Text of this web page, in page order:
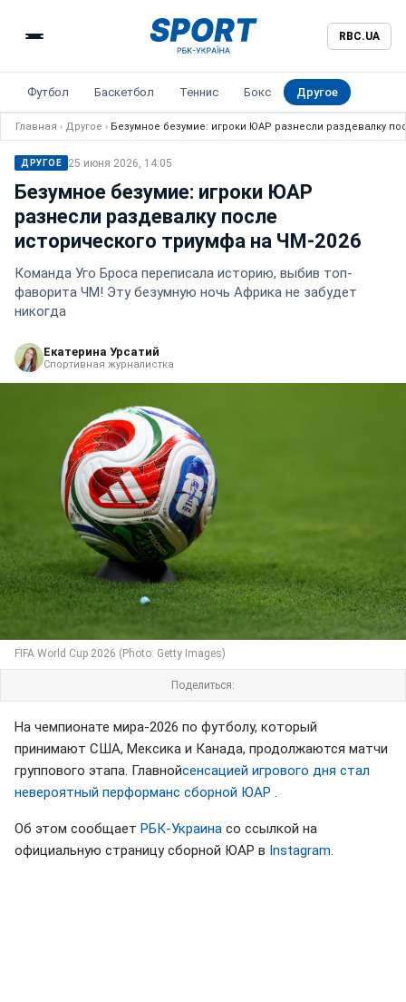
RBC.UA
Футбол Баскетбол Теннис Бокс Другое
Главная › Другое › Безумное безумие: игроки ЮАР разнесли раздевалку
ДРУГОЕ 25 июня 2026, 14:05
Безумное безумие: игроки ЮАР
разнесли раздевалку после
исторического триумфа на ЧМ-2026
Команда Уго Броса переписала историю, выбив топ-
фаворита ЧМ! Эту безумную ночь Африка не забудет
никогда
Екатерина Урсатий
Спортивная журналистка
FIFA World Cup 2026 (Photo: Getty Images)
Поделиться:
На чемпионате мира-2026 по футболу, который
принимают США, Мексика и Канада, продолжаются матчи
группового этапа. Главнойсенсацией игрового дня стал
невероятный перформанс сборной ЮАР
Об этом сообщает РБК-Украина со ссылкой на
официальную страницу сборной ЮАР в Instagram